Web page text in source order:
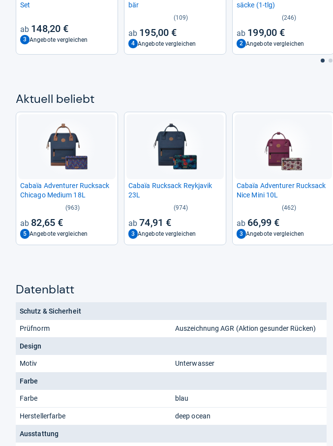
Set
148,20 €
3 Angebote vergleichen
bär
(109)
195,00 €
4 Angebote vergleichen
sä­cke (1-​tlg)
(246)
199,00 €
2 Angebote vergleichen
Aktu­ell beliebt
Cabaïa Adven­turer Ruck­sack
Chi­cago Medium 18L
(963)
82,65 €
5 Angebote vergleichen
Cabaïa Ruck­sack Rey­kja­vik
23L
(974)
74,91 €
3 Angebote vergleichen
Cabaïa Adven­turer Ruck­sack
Nice Mini 10L
(462)
66,99 €
3 Angebote vergleichen
Datenblatt
Schutz & Sicherheit
Prüfnorm Auszeichnung AGR (Aktion gesunder Rücken)
Design
Motiv Unterwasser
Farbe
Farbe blau
Herstellerfarbe deep ocean
Ausstattung